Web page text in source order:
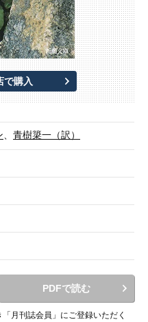
で購入
青樹簗一（訳）
PDFで読む
月刊誌会員」にご登録いただく